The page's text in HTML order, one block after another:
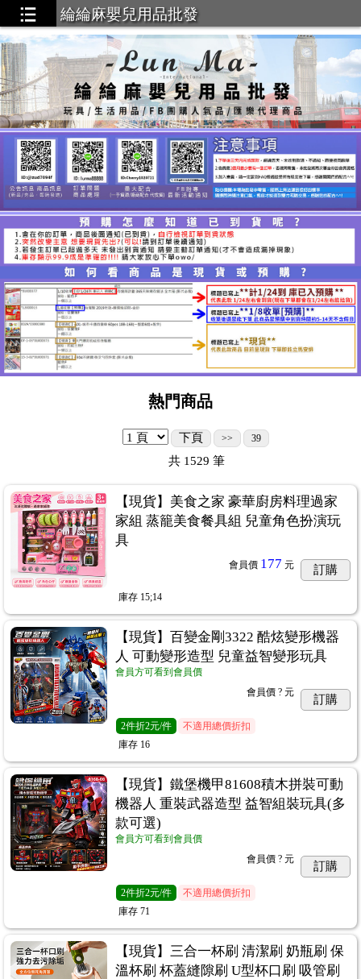
綸綸麻嬰兒用品批發
熱門商品
下頁 >> 39
共 1529 筆
【現貨】美食之家 豪華廚房料理過家
家組 蒸籠美食餐具組 兒童角色扮演玩
具
會員價 177 元 訂購
庫存 15;14
【現貨】百變金剛3322 酷炫變形機器
人 可動變形造型 兒童益智變形玩具
會員方可看到會員價
會員價 ? 元
訂購
2件折2元/件
不適用總價折扣
庫存 16
【現貨】鐵堡機甲81608積木拼裝可動
機器人 重裝武器造型 益智組裝玩具(多
款可選)
會員方可看到會員價
會員價 ? 元
訂購
2件折2元/件
不適用總價折扣
庫存 71
【現貨】三合一杯刷 清潔刷 奶瓶刷 保
溫杯刷 杯蓋縫隙刷 U型杯口刷 吸管刷